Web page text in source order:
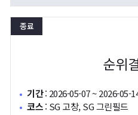
종료
순위
기간: 2026-05-07 ~ 2026-05-
코스: SG 고창, SG 그린필드